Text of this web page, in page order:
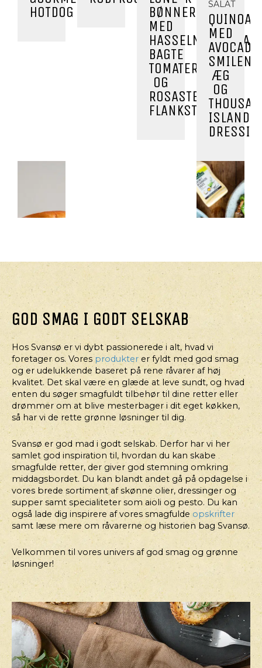
HOTDOG
BØNNER
MED
BAGTE
TOMATER
OG
ROSASTEGT
FLANKSTEAK
SALAT
MED
AVOCADO,
ÆG
OG
ISLAND
HOVEDRET,
JUL/NYTÅR
FLÆSKESTEGSSANDWICH
MED
BEARNAISE
HOVEDRET
GRILLET
MAJSKOLBER
VENDT
I
AIOLI
TOPPET
MED
SPRØD
SERRANOSKINKE
HOVEDRET,
SALAT
SALAT
MED
GRILLEDE
GRØNTSAGER
OG
CREME
FRAICHE
DRESSING
HOVEDRET,
JUL/NYTÅR
TIL
HOVEDRET
TORTILLAS
MED
GRILLEDE
TIGERREJER
HOVEDRET
BAGEKARTOFLER
MED
CREMET
BEARNAISE
GOD SMAG I GODT SELSKAB
Hos Svansø er vi dybt passionerede i alt, hvad vi
foretager os. Voresprodukter er fyldt med god smag
og er udelukkende baseret på rene råvarer af høj
kvalitet. Det skal være en glæde at leve sundt, og hvad
enten du søger smagfuldt tilbehør til dine retter eller
drømmer om at blive mesterbager i dit eget køkken,
så har vi de rette grønne løsninger til dig.
Svansø er god mad i godt selskab. Derfor har vi her
samlet god inspiration til, hvordan du kan skabe
smagfulde retter, der giver god stemning omkring
middagsbordet. Du kan blandt andet gå på opdagelse i
vores brede sortiment af skønne olier, dressinger og
supper samt specialiteter som aioli og pesto. Du kan
også lade dig inspirere af vores smagfulde opskrifter
samt læse mere om råvarerne og historien bag Svansø.
Velkommen til vores univers af god smag og grønne
løsninger!